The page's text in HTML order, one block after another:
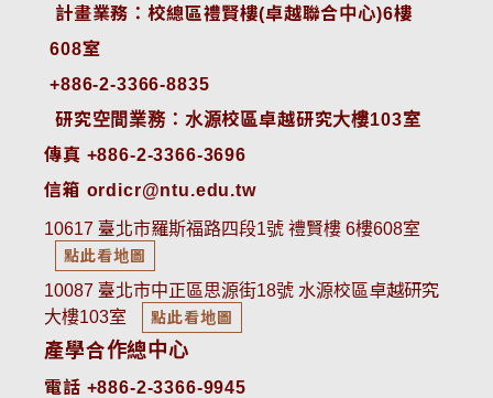
計畫業務：校總區禮賢樓(卓越聯合中心)6樓
608室
+886-2-3366-8835
研究空間業務：水源校區卓越研究大樓103室
傳真 +886-2-3366-3696
信箱 ordicr@ntu.edu.tw
10617 臺北市羅斯福路四段1號 禮賢樓 6樓608室
點此看地圖
10087 臺北市中正區思源街18號 水源校區卓越研究
大樓103室
點此看地圖
產學合作總中心
電話 +886-2-3366-9945